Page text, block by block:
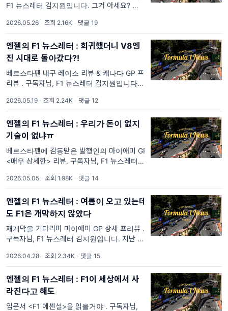
F1 뉴스레터 김지원입니다. 그거 아세요? 원래
러셀이 강세를 보였던 서킷이기도 하고, 좀 민
망하지만 제가 F1 입문
2026.05.26 · 조회 2.16K · 댓글 19
엔젤의 F1 뉴스레터 : 회귀했더니 V8엔
진 시대로 돌아갔다?!
베르스타펜 내구 레이스 리뷰 & 캐나다 GP 프
리뷰 . 구독자님, F1 뉴스레터 김지원입니다. 저
시즌은 F1을 온전히 즐기기가 조금 어려운 것
같아요. 첫 세 경기는 뜨거웠는데, 중동
2026.05.19 · 조회 2.24K · 댓글 12
엔젤의 F1 뉴스레터 : 우리가 돈이 없지
기술이 없냐ㅠ
베르스타펜에 감동받은 발행인의 마이애미 GP
<매우 상세한> 리뷰. 구독자님, F1 뉴스레터
제대로 다뤄보고 싶어서 특별편 형식으로 준비
했습니다. 이번 마이애미 그랑프리 경기를 중심
으로만 자세히 내
2026.05.05 · 조회 1.98K · 댓글 14
엔젤의 F1 뉴스레터 : 여름이 오고 있는데
도 F1은 개막하지 않았다
재개막을 기다리며 마이애미 GP 상세 프리뷰 .
구독자님, F1 뉴스레터 김지원입니다. 지난 한
식기는 F1 드라이버들이 소셜 미디어에 일상을
그리 활발히 공유하지 않는 분위기였죠
2026.04.28 · 조회 2.34K · 댓글 15
엔젤의 F1 뉴스레터 : F1이 세상에서 사
라진다고 해도
입문서 <F1 에센셜>을 읽을거야 . 구독자님,